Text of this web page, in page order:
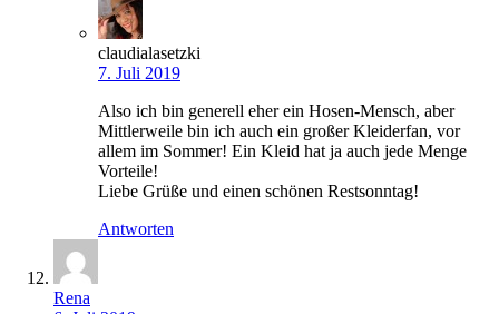
claudialasetzki
7. Juli 2019
Also ich bin generell eher ein Hosen-Mensch, aber
Mittlerweile bin ich auch ein großer Kleiderfan, vor
allem im Sommer! Ein Kleid hat ja auch jede Menge
Vorteile!
Liebe Grüße und einen schönen Restsonntag!
Antworten
Rena